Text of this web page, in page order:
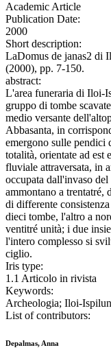
Academic Article
Publication Date:
2000
Short description:
LaDomus de janas2 di
(2000), pp. 7-150.
abstract:
L'area funeraria di Iloi-
gruppo di tombe
medio versante
Abbasanta, in
emergono sulle pendici
totalità, orientate ad est
fluviale attraversata, in
occupata dall'invaso
ammontano a trentatré,
di differente
dieci tombe, l'altro a
ventitré unità; i due
l'intero complesso si
ciglio.
Iris type:
1.1 Articolo in rivista
Keywords:
Archeologia; Iloi-
List of contributors:
Depalmas, Anna